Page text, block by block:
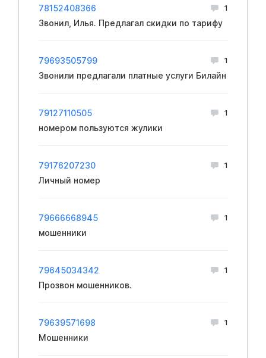
78152408366 1
Звонил, Илья. Предлагал скидки по тарифу
79693505799 1
Звонили предлагали платные услуги Билайн
79127110505 1
номером пользуются жулики
79176207230 1
Личный номер
79666668945 1
мошенники
79645034342 1
Прозвон мошенников.
79639571698 1
Мошенники